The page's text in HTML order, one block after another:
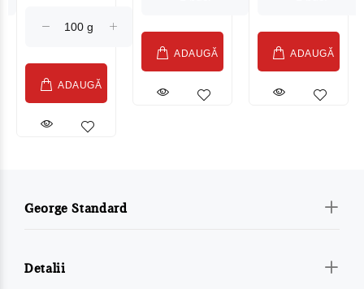
ADAUGĂ
ADAUGĂ ADAUGĂ
George Standard
Detalii